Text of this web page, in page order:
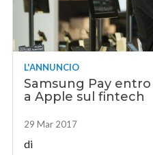
L'ANNUNCIO
Samsung Pay
a Apple sul fintech
29 Mar 2017
di